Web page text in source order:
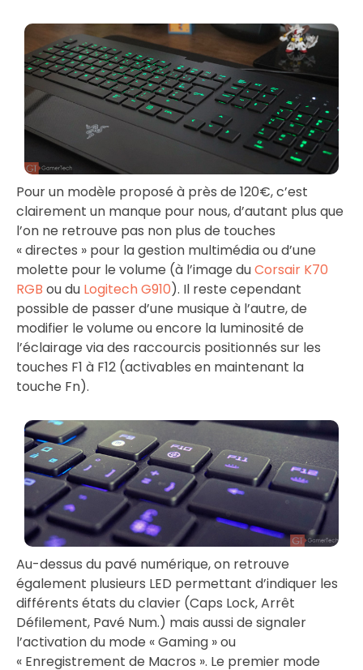
Pour un modèle proposé à près de 120€, c’est
clairement un manque pour nous, d’autant plus que
l’on ne retrouve pas non plus de touches
« directes » pour la gestion multimédia ou d’une
molette pour le volume (à l’image duCorsair K70
RGB ou du Logitech G910). Il reste cependant
possible de passer d’une musique à l’autre, de
modifier le volume ou encore la luminosité de
l’éclairage via des raccourcis positionnés sur les
touches F1 à F12 (activables en maintenant la
touche Fn).
Au-dessus du pavé numérique, on retrouve
également plusieurs LED permettant d’indiquer les
différents états du clavier (Caps Lock, Arrêt
Défilement, Pavé Num.) mais aussi de signaler
l’activation du mode « Gaming » ou
« Enregistrement de Macros ». Le premier mode